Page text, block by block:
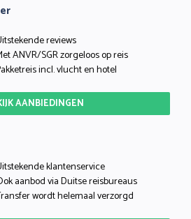
reviews
ANVR/SGR zorgeloos op reis
incl. vlucht en hotel
AANBIEDINGEN
klantenservice
aanbod via Duitse reisbureaus
wordt helemaal verzorgd